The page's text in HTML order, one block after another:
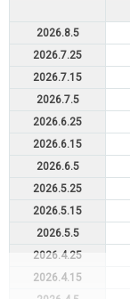
2026.8.5
2026.7.25
2026.7.15
2026.7.5
2026.6.25
2026.6.15
2026.6.5
2026.5.25
2026.5.15
2026.5.5
2026.4.25
2026.4.15